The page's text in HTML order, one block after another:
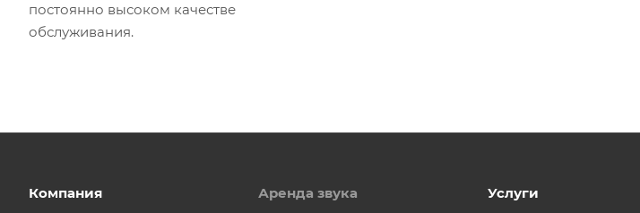
постоянно высоком качестве
обслуживания.
Компания Аренда звука Услуги